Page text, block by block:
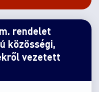
rendelet
közösségi,
vezetett